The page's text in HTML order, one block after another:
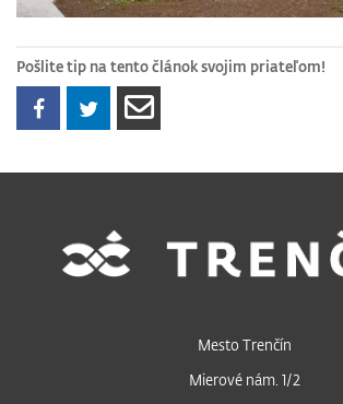
Pošlite tip na tento článok svojim priateľom!
Mesto Trenčín
Mierové nám. 1/2